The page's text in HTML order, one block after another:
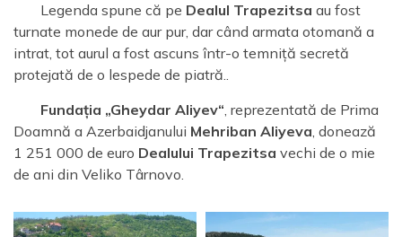
Legenda spune că pe Dealul Trapezitsa au fost
turnate monede de aur pur, dar când armata otomană a
intrat, tot aurul a fost ascuns într-o temniță secretă
protejată de o lespede de piatră..
Fundația „Gheydar Aliyev“, reprezentată de Prima
Doamnă a Azerbaidjanului Mehriban Aliyeva, donează
1 251 000 de euro Dealului Trapezitsa vechi de o mie
de ani din Veliko Târnovo.